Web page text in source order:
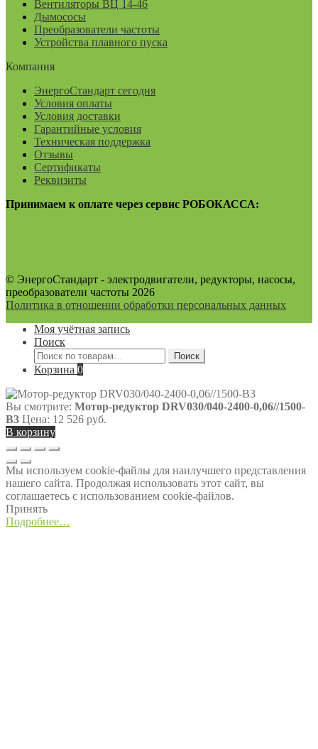
Вентиляторы ВЦ 14-46
Дымососы
Преобразователи частоты
Устройства плавного пуска
Компания
ЭнергоСтандарт сегодня
Условия оплаты
Условия доставки
Гарантийные условия
Техническая поддержка
Отзывы
Сертификаты
Реквизиты
Принимаем к оплате через сервис РОБОКАССА:
© ЭнергоСтандарт - электродвигатели, редукторы, насосы,
преобразователи частоты 2026
Политика в отношении обработки персональных данных
Моя учётная запись
Поиск
Искать:
Поиск
Корзина 0
Вы смотрите: Мотор-редуктор DRV030/040-2400-0,06//1500-
В3 Цена: 12 526 руб.
В корзину
Мы используем cookie-файлы для наилучшего представления
нашего сайта. Продолжая использовать этот сайт, вы
соглашаетесь с использованием cookie-файлов.
Принять
Подробнее…